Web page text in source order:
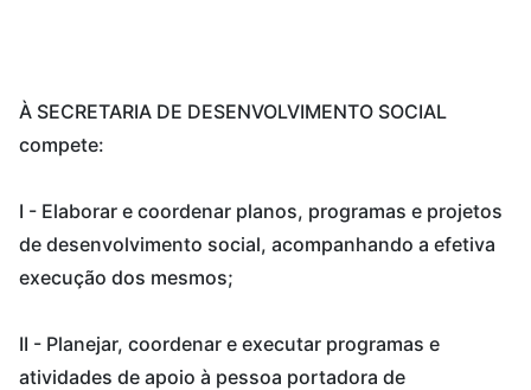
À SECRETARIA DE DESENVOLVIMENTO SOCIAL
compete:
I - Elaborar e coordenar planos, programas e projetos
de desenvolvimento social, acompanhando a efetiva
execução dos mesmos;
II - Planejar, coordenar e executar programas e
atividades de apoio à pessoa portadora de